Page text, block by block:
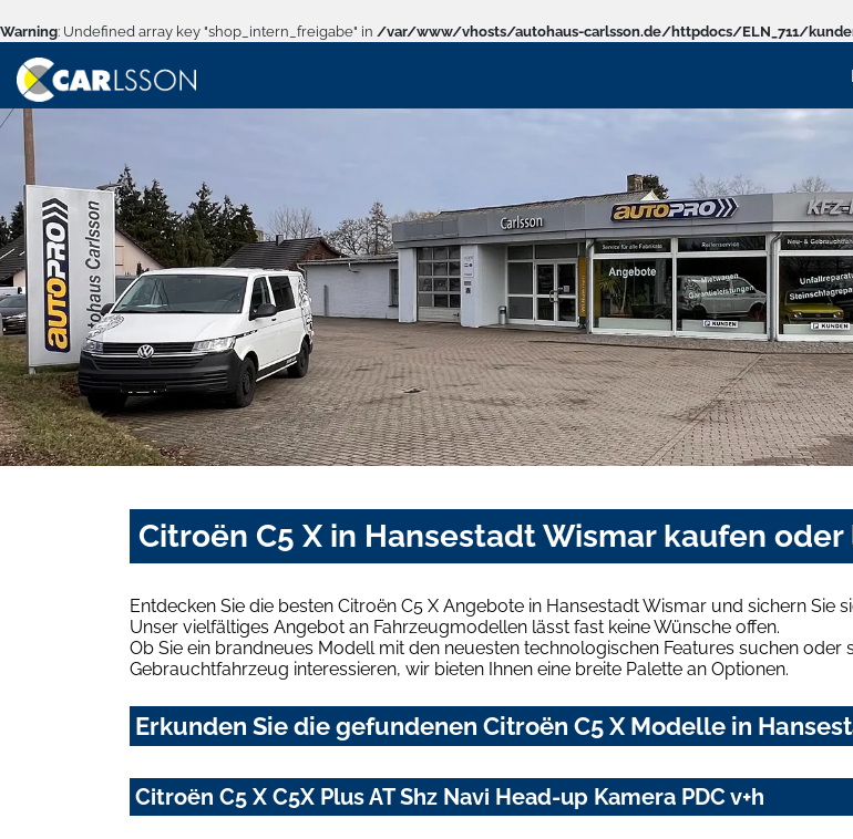
Warning: Undefined array key "shop_intern_freigabe" in /var/www/vhosts/autohaus-carlsson.de/httpdocs/ELN_711/
Citroën C5 X in Hansestadt Wismar kaufen oder
Entdecken Sie die besten Citroën C5 X Angebote in Hansestadt Wismar und sichern Sie
Unser vielfältiges Angebot an Fahrzeugmodellen lässt fast keine Wünsche offen.
Ob Sie ein brandneues Modell mit den neuesten technologischen Features suchen
Gebrauchtfahrzeug interessieren, wir bieten Ihnen eine breite Palette an Optionen.
Erkunden Sie die gefundenen Citroën C5 X Modelle in
Citroën C5 X C5X Plus AT Shz Navi Head-up Kamera PDC v+h